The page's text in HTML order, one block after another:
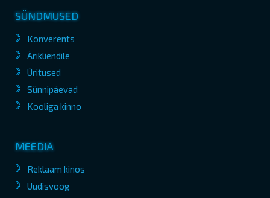
SÜNDMUSED
Konverents
Ärikliendile
Üritused
Sünnipäevad
Kooliga kinno
MEEDIA
Reklaam kinos
Uudisvoog